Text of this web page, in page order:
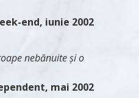
end, iunie 2002
nebănuite și o
mai 2002